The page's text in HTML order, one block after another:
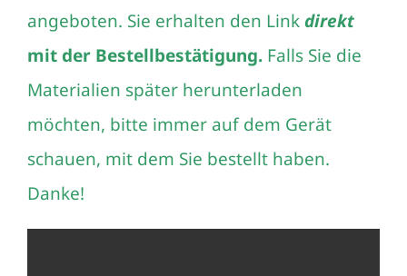
angeboten. Sie erhalten den Linkdirekt
mit der Bestellbestätigung.Falls Sie die
Materialien später herunterladen
möchten, bitte immer auf dem Gerät
schauen, mit dem Sie bestellt haben.
Danke!